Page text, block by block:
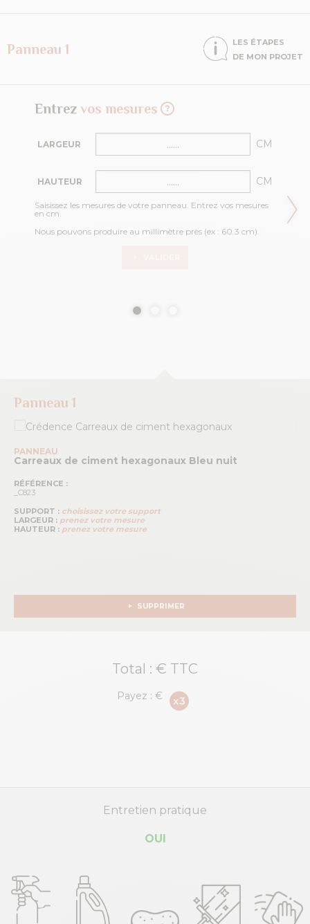
Panneau 1
LES ÉTAPES
DE MON PROJET
Entrez vos mesures
LARGEUR CM
HAUTEUR CM
Saisissez les mesures de votre panneau. Entrez vos mesures
en cm.
Nous pouvons produire au millimètre près (ex : 60.3 cm).
Panneau 1
PANNEAU
Carreaux de ciment hexagonaux Bleu nuit
RÉFÉRENCE :
_C823
SUPPORT : choisissez votre support
LARGEUR : prenez votre mesure
HAUTEUR : prenez votre mesure
SUPPRIMER
Total : € TTC
Payez :€
Entretien pratique
OUI